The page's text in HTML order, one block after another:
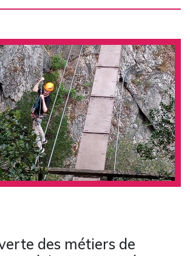
des métiers de